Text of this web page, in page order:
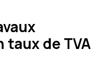
de TVA